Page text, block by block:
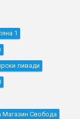
1
ливади
Магазин Свобода